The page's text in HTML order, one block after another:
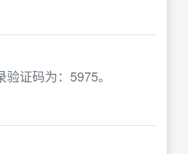
验证码为：5975。